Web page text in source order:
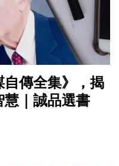
自傳全集》，揭
慧｜誠品選書